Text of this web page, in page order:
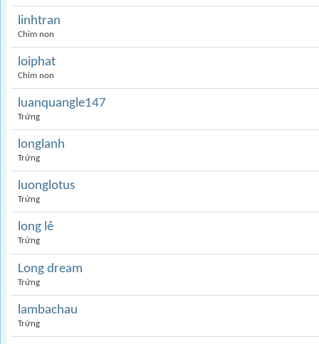
linhtran
Chim non
loiphat
Chim non
luanquangle147
Trứng
longlanh
Trứng
luonglotus
Trứng
long lê
Trứng
Long dream
Trứng
lambachau
Trứng